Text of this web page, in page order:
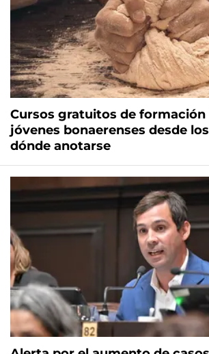
Cursos gratuitos de formación
jóvenes bonaerenses desde los
dónde anotarse